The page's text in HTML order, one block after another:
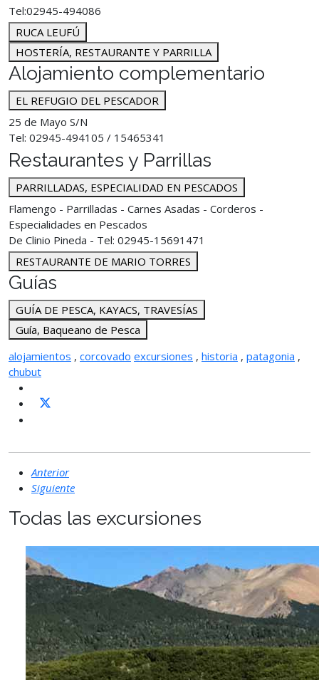
Tel:02945-494086
RUCA LEUFÚ
HOSTERÍA, RESTAURANTE Y PARRILLA
Alojamiento complementario
EL REFUGIO DEL PESCADOR
25 de Mayo S/N
Tel: 02945-494105 / 15465341
Restaurantes y Parrillas
PARRILLADAS, ESPECIALIDAD EN PESCADOS
Flamengo - Parrilladas - Carnes Asadas - Corderos -
Especialidades en Pescados
De Clinio Pineda - Tel: 02945-15691471
RESTAURANTE DE MARIO TORRES
Guías
GUÍA DE PESCA, KAYACS, TRAVESÍAS
Guía, Baqueano de Pesca
alojamientos , corcovado excursiones , historia , patagonia ,
chubut
Anterior
Siguiente
Todas las excursiones